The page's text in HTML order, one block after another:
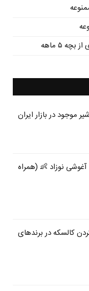
۵ ماهه
موجود در بازار ایران
post
نوزاد 👶 (همراه
post
کالسکه در برندهای
post